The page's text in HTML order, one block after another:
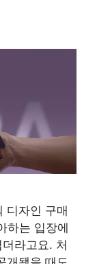
디자인 구매
하는 입장에
라고요. 처